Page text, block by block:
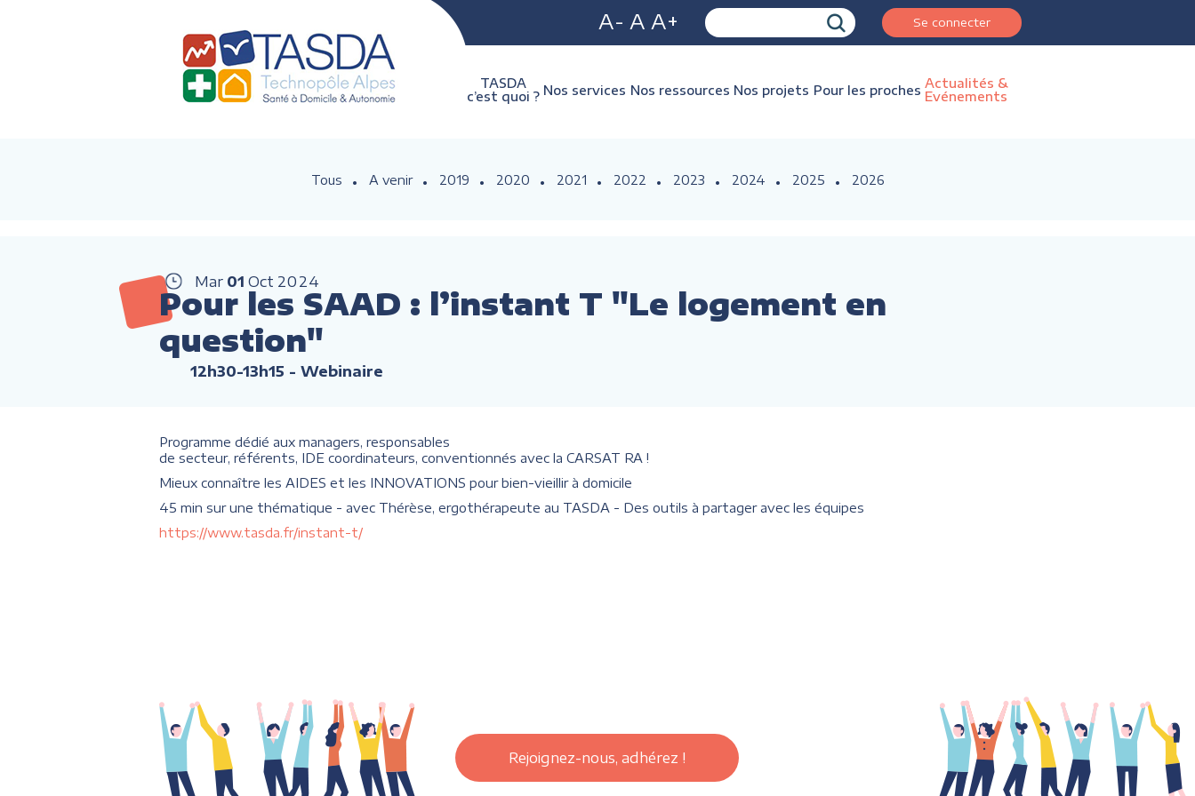
A- A A+ Se connecter
TASDA
c’est quoi ? Nos services Nos ressources Nos projets Pour les proches Actualités &
Evénements
Tous A venir 2019 2020 2021 2022 2023 2024 2025 2026
Mar 01 Oct 2024
Pour les SAAD : l’instant T "Le logement en
question"
12h30-13h15 - Webinaire
Programme dédié aux managers, responsables
de secteur, référents, IDE coordinateurs, conventionnés avec la CARSAT RA !
Mieux connaître les AIDES et les INNOVATIONS pour bien-vieillir à domicile
45 min sur une thématique - avec Thérèse, ergothérapeute au TASDA - Des outils à partager avec les équipes
https://www.tasda.fr/instant-t/
Rejoignez-nous, adhérez !